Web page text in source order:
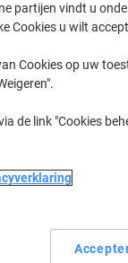
€ 53,89 -4%
Vóór 15:30 uur
partijen vindt u
Cookies u wilt
Cookies op uw
de link "Cookies